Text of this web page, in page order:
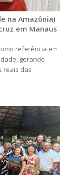
na Amazônia)
em Manaus
referência em
gerando
reais das